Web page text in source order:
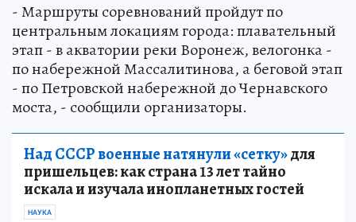
- Маршруты соревнований пройдут по
центральным локациям города: плавательный
этап - в акватории реки Воронеж, велогонка -
по набережной Массалитинова, а беговой этап
- по Петровской набережной до Чернавского
моста, - сообщили организаторы.
Над СССР военные натянули «сетку»для
пришельцев: как страна 13 лет тайно
искала и изучала инопланетных гостей
НАУКА